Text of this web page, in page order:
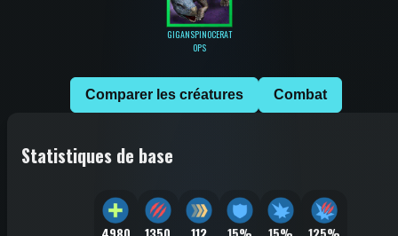
GIGANSPINOCERAT
OPS
Comparer les créatures Combat
Statistiques de base